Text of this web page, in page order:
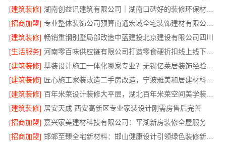
[建筑装修]
湖南创益讯建筑有限公司｜湖南口碑好的装修环保材料推荐
[招商加盟]
专业整体装饰公司预算南通宏域全宅装饰建材有限公司核算
[建筑装修] 畅销重钢别墅局部改造中蓝建投北京建设有限公司四川
[生活服务]
河南零百味供应链有限公司打造零食硬折扣线上线下联动
[建筑装修]
基装设计施工一体化哪家专业？无锡亿莱居装饰经验丰富
[建筑装修]
匠心施工家装改造二手房改造，宁波雅美和居建材科技有限公司
[建筑装修]
百年米莱设计装修大平层，湖北百年米莱空间美学装饰材料有限公司匠心打造
[建筑装修] 居安天成 西安高新区专业家装设计刚需房售后完善
[招商加盟] 嘉兴家美建材科技有限公司：平湖新房装修全屋服务
[招商加盟]
邯郸至臻全宅新材料：邯山健康设计引领绿色装修新风尚